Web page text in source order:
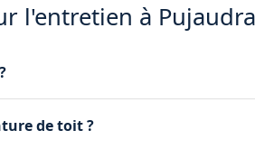
l'entretien à
de toit ?